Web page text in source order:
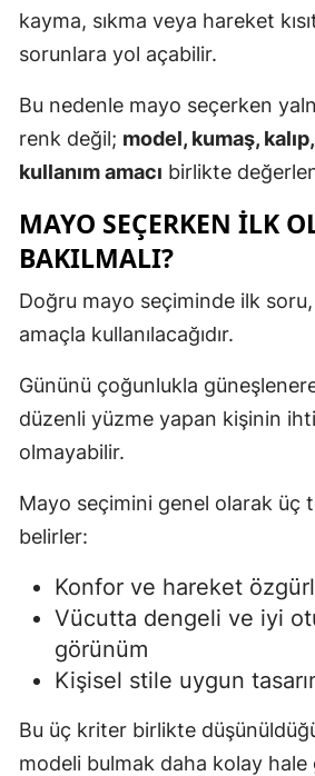
kayma, sıkma veya hareket
sorunlara yol açabilir.
Bu nedenle mayo seçerken
renk değil; model, kumaş,
kullanım amacı birlikte
MAYO SEÇERKEN İLK
BAKILMALI?
Doğru mayo seçiminde ilk
amaçla kullanılacağıdır.
Gününü çoğunlukla
düzenli yüzme yapan kişinin
olmayabilir.
Mayo seçimini genel olarak üç
belirler:
Konfor ve hareket
Vücutta dengeli ve iyi
görünüm
Kişisel stile uygun
Bu üç kriter birlikte
modeli bulmak daha kolay hale